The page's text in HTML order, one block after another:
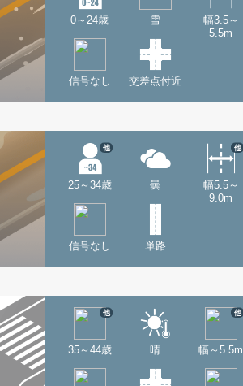
0～24歳 雪
幅3.5～
5.5m
信号なし 交差点付近
25～34歳
他
曇
幅5.5～
9.0m
他
信号なし 単路
35～44歳
他
晴 幅～5.5m
他